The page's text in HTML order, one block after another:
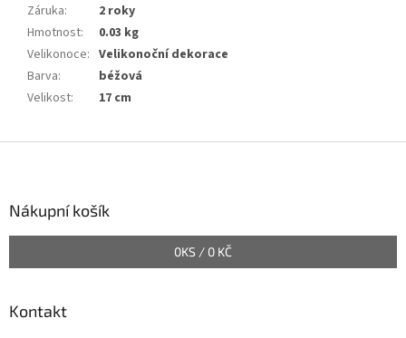
Záruka:
2 roky
Hmotnost:
0.03 kg
Velikonoce: Velikonoční dekorace
Barva:
béžová
Velikost: 17 cm
Nákupní košík
0KS / 0 KČ
Kontakt